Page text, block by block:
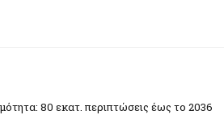
80 εκατ. περιπτώσεις έως το 2036